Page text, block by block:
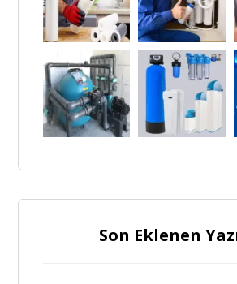
Son Eklenen